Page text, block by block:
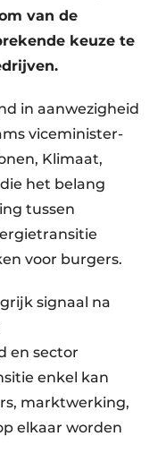
van de
keuze te
in aanwezigheid
viceminister-
Klimaat,
het belang
tussen
voor burgers.
signaal na
en sector
enkel kan
marktwerking,
elkaar worden